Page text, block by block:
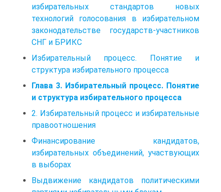
избирательных стандартов новых
технологий голосования в избирательном
законодательстве государств-участников
СНГ и БРИКС
Избирательный процесс. Понятие и
структура избирательного процесса
Глава 3. Избирательный процесс. Понятие
и структура избирательного процесса
2. Избирательный процесс и избирательные
правоотношения
Финансирование кандидатов,
избирательных объединений, участвующих
в выборах
Выдвижение кандидатов политическими